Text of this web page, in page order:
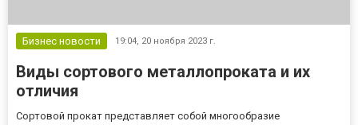
Бизнес новости 19:04, 20 ноября 2023 г.
Виды сортового металлопроката и их
отличия
Сортовой прокат представляет собой многообразие